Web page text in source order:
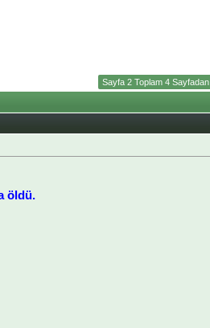
Sayfa 2 Toplam 4 Sayfadan
öldü.